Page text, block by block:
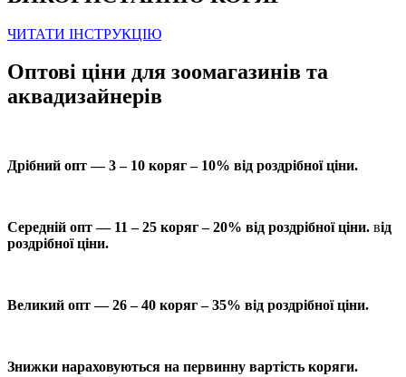
ЧИТАТИ ІНСТРУКЦІЮ
Оптові ціни для зоомагазинів та
аквадизайнерів
Дрібний опт — 3 – 10 коряг – 10% від роздрібної ціни.
Середній опт — 11 – 25 коряг – 20% від роздрібної ціни. від
роздрібної ціни.
Великий опт — 26 – 40 коряг – 35% від роздрібної ціни.
Знижки нараховуються на первинну вартість коряги.